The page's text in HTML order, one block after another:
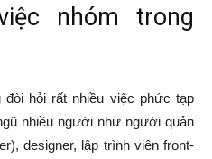
nhóm trong
hỏi rất nhiều việc phức tạp
nhiều người như người quản
designer, lập trình viên front-